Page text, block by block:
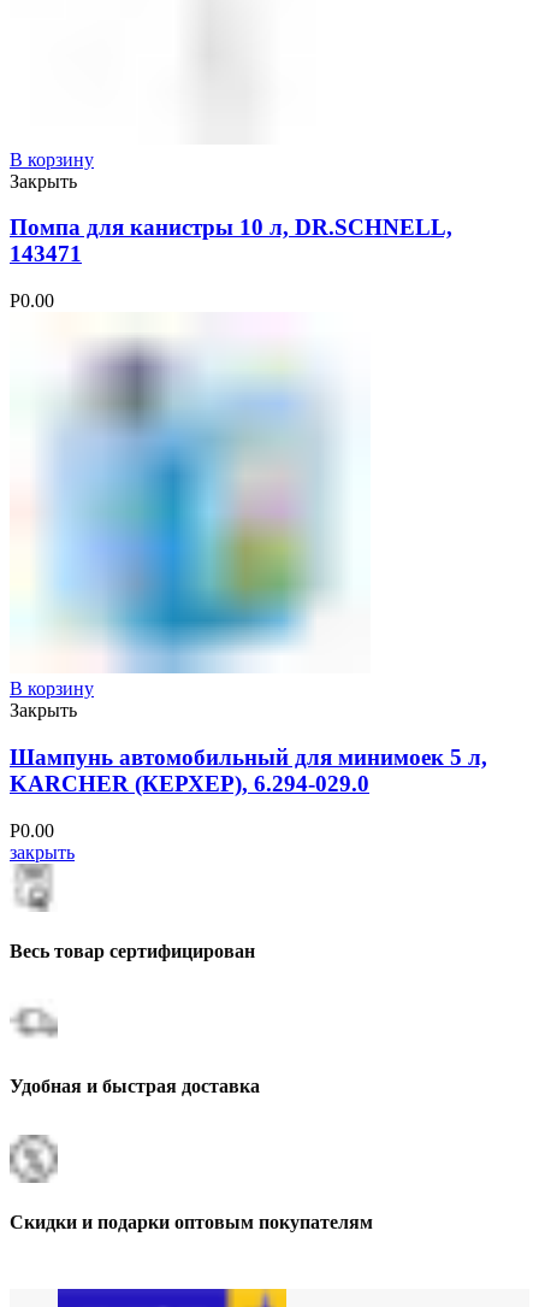
В корзину
Закрыть
Помпа для канистры 10 л, DR.SCHNELL,
143471
Р0.00
В корзину
Закрыть
Шампунь автомобильный для минимоек 5 л,
KARCHER (КЕРХЕР), 6.294-029.0
Р0.00
закрыть
Весь товар сертифицирован
Удобная и быстрая доставка
Скидки и подарки оптовым покупателям